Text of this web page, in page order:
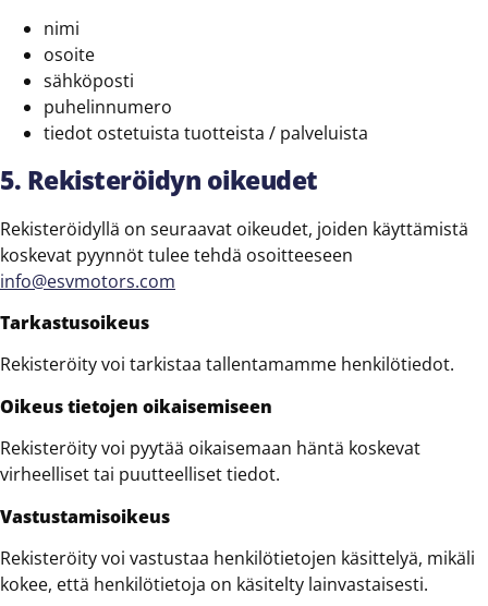
nimi
osoite
sähköposti
puhelinnumero
tiedot ostetuista tuotteista / palveluista
5. Rekisteröidyn oikeudet
Rekisteröidyllä on seuraavat oikeudet, joiden käyttämistä
koskevat pyynnöt tulee tehdä osoitteeseen
info@esvmotors.com
Tarkastusoikeus
Rekisteröity voi tarkistaa tallentamamme henkilötiedot.
Oikeus tietojen oikaisemiseen
Rekisteröity voi pyytää oikaisemaan häntä koskevat
virheelliset tai puutteelliset tiedot.
Vastustamisoikeus
Rekisteröity voi vastustaa henkilötietojen käsittelyä, mikäli
kokee, että henkilötietoja on käsitelty lainvastaisesti.